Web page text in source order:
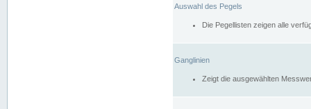
Auswahl des Pegels
Die Pegellisten zeigen alle
Ganglinien
Zeigt die ausgewählten